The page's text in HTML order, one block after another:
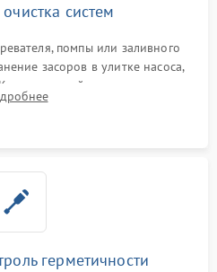
систем
помпы или заливного
засоров в улитке насоса,
ремонт платы
поврежденной проводки.
герметичности